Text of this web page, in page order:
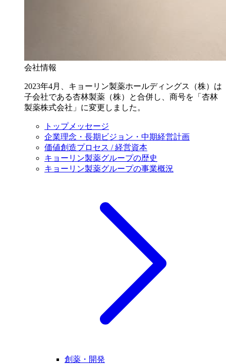
会社情報
2023年4月、キョーリン製薬ホールディングス（株）は
子会社である杏林製薬（株）と合併し、商号を「杏林
製薬株式会社」に変更しました。
トップメッセージ
企業理念・長期ビジョン・中期経営計画
価値創造プロセス / 経営資本
キョーリン製薬グループの歴史
キョーリン製薬グループの事業概況
創薬・開発